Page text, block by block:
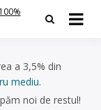
100%
a 3,5% din
mediu.
noi de restul!